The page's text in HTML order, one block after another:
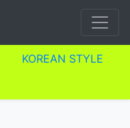
KOREAN STYLE